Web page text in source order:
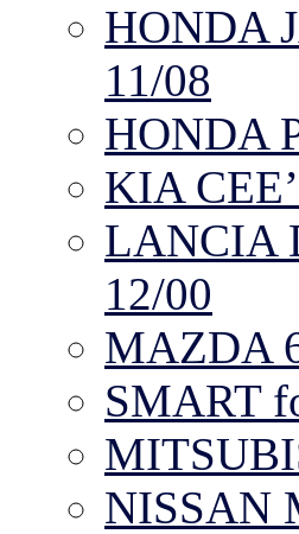
HONDA
11/08
HONDA
KIA
LANCIA
12/00
MAZDA
SMART
NISSAN